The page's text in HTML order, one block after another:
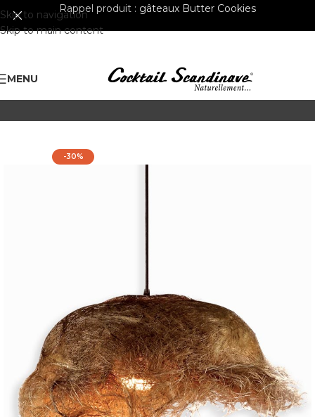
Skip to navigation
Skip to main content
Rappel produit : gâteaux Butter Cookies
MENU
-30%